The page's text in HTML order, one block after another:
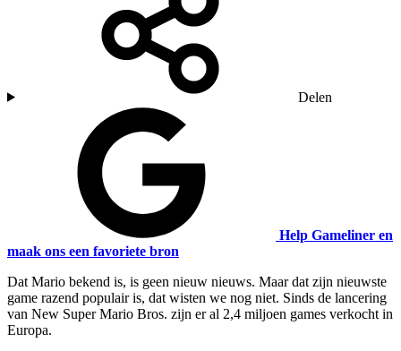
Delen
Help Gameliner en
maak ons een favoriete bron
Dat Mario bekend is, is geen nieuw nieuws. Maar dat zijn nieuwste
game razend populair is, dat wisten we nog niet. Sinds de lancering
van New Super Mario Bros. zijn er al 2,4 miljoen games verkocht in
Europa.